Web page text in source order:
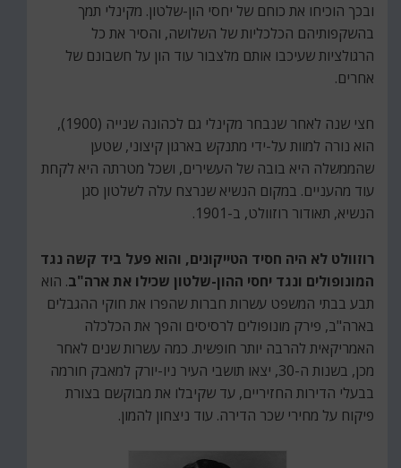
ובכך הוכיחו את כוחם של יחסי הון-שלטון. מקינלי תמך
בהשקפותיהם הכלכליות של השלושה, והסיר את כל
הרגולציות שעיכבו אותם מלצבור עוד הון על חשבונם של
אחרים.
חצי שנה לאחר שנבחר מקינלי גם לכהונה שנייה (1900),
הוא נורה למוות על-ידי מתנקש בארגון קיצוני, שטען
שהממשלה היא בובה של העשירים, ושכל מטרתה היא לקחת
עוד מהעניים. במקום הנשיא שנרצח עלה לשלטון סגן
הנשיא, תאודור רוזוולט, ב-1901.
רוזוולט לא היה חסיד הטייקונים, והוא פעל ביד קשה נגד
המונופולים ונגד יחסי ההון-שלטון שכילו את ארה"ב. הוא
תבע בבתי המשפט עשרות חברות שהפרו את חוקי ההגבלים
בארה"ב, פירק מונופולים לרסיסים והפך את הכלכלה
האמריקאית להרבה יותר חופשית. כמה עשרות שנים לאחר
מכן, בשנות ה-30, יצאו תושבי העיר ניו-יורק למאבק חורמה
בבעלי הדירות החזיריים, עד שקיבלו את מבוקשם בצורת
פיקוח על מחירי שכר הדירה. עוד ניצחון להמון.